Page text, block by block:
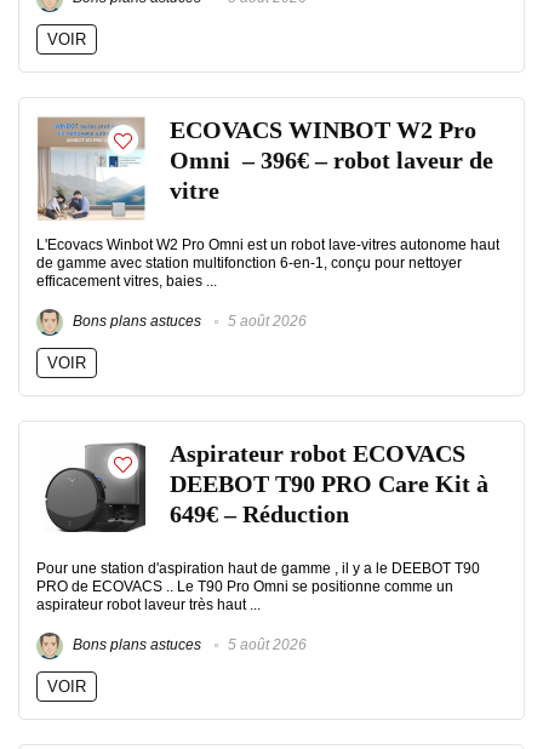
VOIR
ECOVACS WINBOT W2 Pro
Omni – 396€ – robot laveur de
vitre
L'Ecovacs Winbot W2 Pro Omni est un robot lave-vitres autonome haut
de gamme avec station multifonction 6-en-1, conçu pour nettoyer
efficacement vitres, baies ...
Bons plans astuces 5 août 2026
VOIR
Aspirateur robot ECOVACS
DEEBOT T90 PRO Care Kit à
649€ – Réduction
Pour une station d'aspiration haut de gamme , il y a le DEEBOT T90
PRO de ECOVACS .. Le T90 Pro Omni se positionne comme un
aspirateur robot laveur très haut ...
Bons plans astuces 5 août 2026
VOIR